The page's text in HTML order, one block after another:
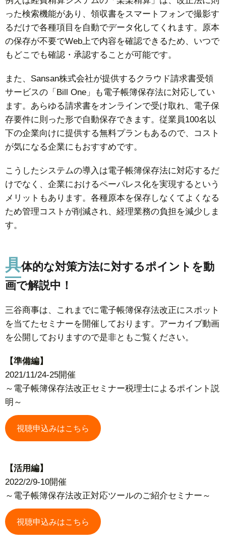
った検索機能があり、領収書をスマートフォンで撮影す
るだけで各種項目を自動でデータ化してくれます。原本
の保存が不要でWeb上で内容を確認できるため、いつで
もどこでも確認・承認することが可能です。
また、Sansan株式会社が提供するクラウド請求書受領
サービスの「Bill One」も電子帳簿保存法に対応してい
ます。あらゆる請求書をオンラインで受け取れ、電子保
存要件に則った形で自動保存できます。従業員100名以
下の企業向けに提供する無料プランもあるので、コスト
が気になる企業にもおすすめです。
こうしたシステムの導入は電子帳簿保存法に対応するだ
けでなく、企業におけるペーパレス化を実現するという
メリットもあります。各種原本を保存しなくてよくなる
ため管理コストが削減され、経理業務の負担を減少しま
す。
具体的な対策方法に対するポイントを動
画で解説中！
三谷商事は、これまでに電子帳簿保存法改正にスポット
を当てたセミナーを開催しております。アーカイブ動画
を公開しておりますので是非ともご覧ください。
【準備編】
2021/11/24-25開催
～電子帳簿保存法改正セミナー税理士によるポイント説
明～
視聴申込みはこちら
【活用編】
2022/2/9-10開催
～電子帳簿保存法改正対応ツールのご紹介セミナー～
視聴申込みはこちら